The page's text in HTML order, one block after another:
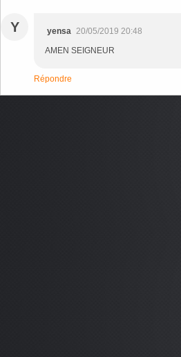
Y yensa 20/05/2019 20:48
AMEN SEIGNEUR
Répondre